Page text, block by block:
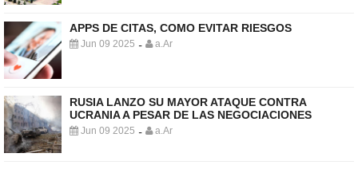
APPS DE CITAS, COMO EVITAR RIESGOS
Jun 09 2025 - a.Ar
RUSIA LANZO SU MAYOR ATAQUE CONTRA
UCRANIA A PESAR DE LAS NEGOCIACIONES
Jun 09 2025 - a.Ar